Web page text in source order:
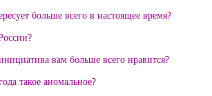
больше всего в настоящее время?
вам больше всего нравится?
такое аномальное?